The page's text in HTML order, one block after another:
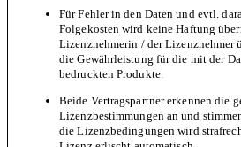
Für Fehler in den Daten und evtl.
Folgekosten wird keine Haftung
Lizenznehmerin / der Lizenznehmer
die Gewährleistung für die mit der
bedruckten Produkte.
Beide Vertragspartner erkennen die
Lizenzbestimmungen an und
die Lizenzbedingungen wird